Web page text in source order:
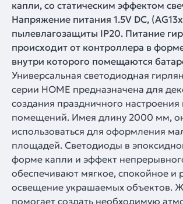
капли, со статическим эффектом
Напряжение питания 1.5V DC,
пылевлагозащиты IP20. Питание
происходит от контроллера в
внутри которого помещаются
Универсальная светодиодная
серии HOME предназначена для
создания праздничного настроения
помещений. Имея длину 2000 мм,
использоваться для оформления
площадей. Светодиоды в
форме капли и эффект
обеспечивают мягкое, спокойное и
освещение украшаемых объектов.
помогает создать необходимую